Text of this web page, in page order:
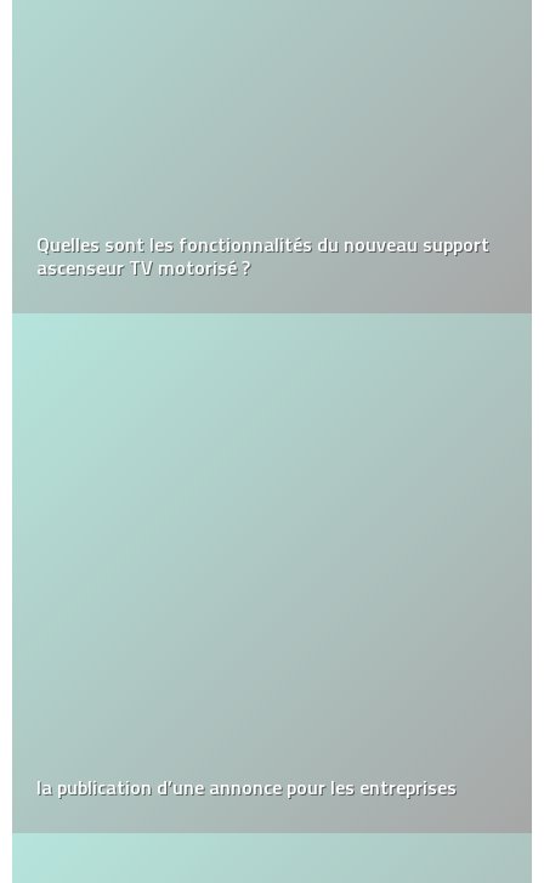
Quelles sont les fonctionnalités du nouveau support
ascenseur TV motorisé ?
la publication d’une annonce pour les entreprises